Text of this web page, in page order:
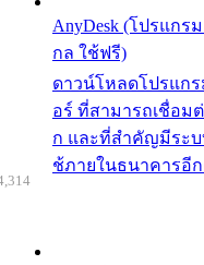
AnyDesk (โปรแกร
กล ใช้ฟรี)
ดาวน์โหลดโปรแก
อร์ ที่สามารถเชื่อม
ก และที่สำคัญมีระบ
ช้ภายในธนาคารอี